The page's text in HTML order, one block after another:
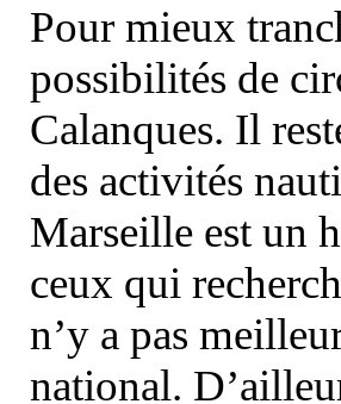
Pour mieux
possibilités de
Calanques. Il
des activités
Marseille est un
ceux qui
n’y a pas
national.